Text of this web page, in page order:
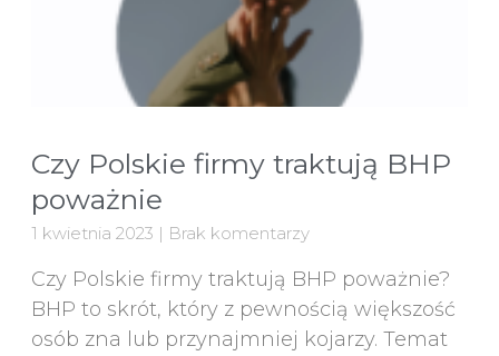
Czy Polskie firmy traktują BHP
poważnie
1 kwietnia 2023 Brak komentarzy
Czy Polskie firmy traktują BHP poważnie?
BHP to skrót, który z pewnością większość
osób zna lub przynajmniej kojarzy. Temat